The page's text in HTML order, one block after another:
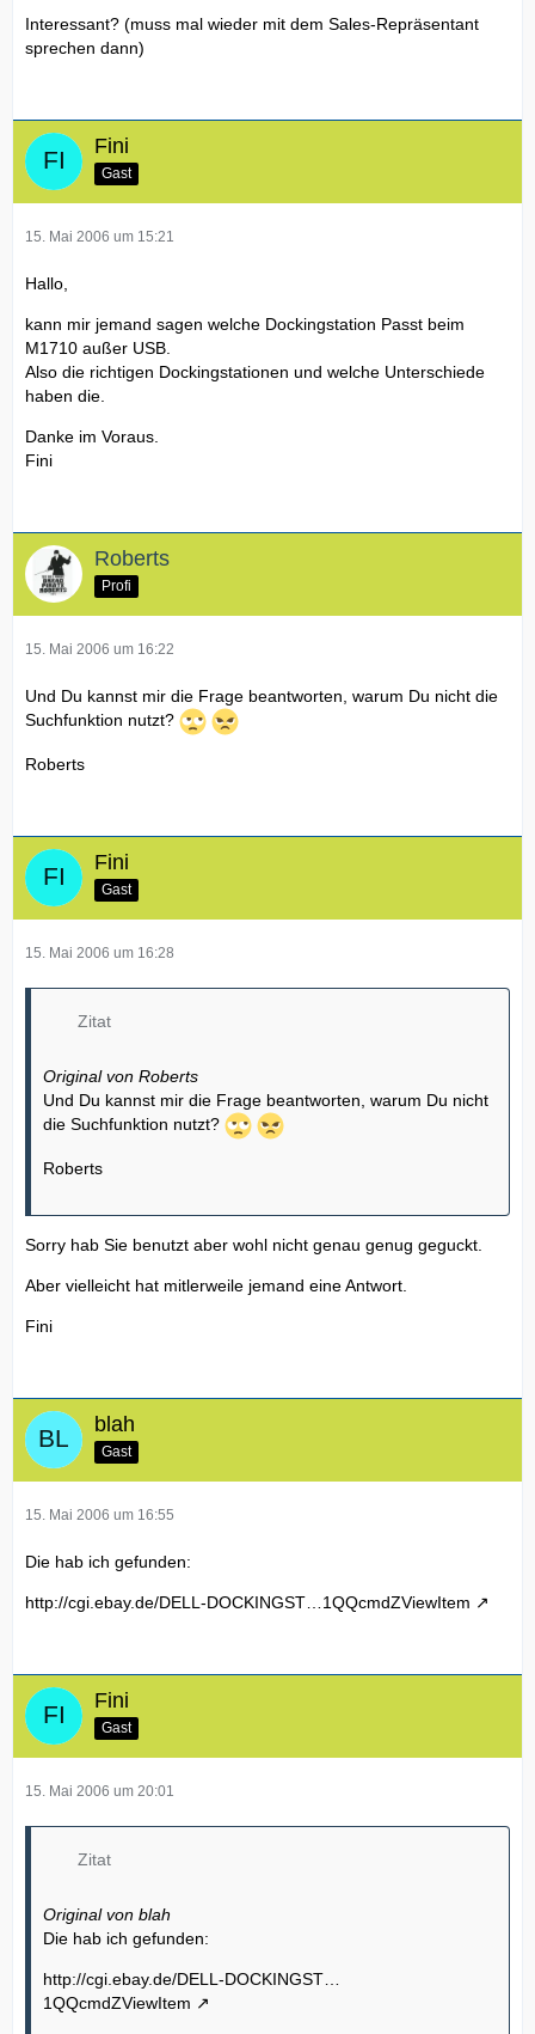
Interessant? (muss mal wieder mit dem Sales-Repräsentant
sprechen dann)
Fini
Gast
15. Mai 2006 um 15:21
Hallo,
kann mir jemand sagen welche Dockingstation Passt beim
M1710 außer USB.
Also die richtigen Dockingstationen und welche Unterschiede
haben die.
Danke im Voraus.
Fini
Roberts
Profi
15. Mai 2006 um 16:22
Und Du kannst mir die Frage beantworten, warum Du nicht die
Suchfunktion nutzt?
Roberts
Fini
Gast
15. Mai 2006 um 16:28
Zitat
Original von Roberts
Und Du kannst mir die Frage beantworten, warum Du nicht
die Suchfunktion nutzt?
Roberts
Sorry hab Sie benutzt aber wohl nicht genau genug geguckt.
Aber vielleicht hat mitlerweile jemand eine Antwort.
Fini
blah
Gast
15. Mai 2006 um 16:55
Die hab ich gefunden:
http://cgi.ebay.de/DELL-DOCKINGST…1QQcmdZViewItem
Fini
Gast
15. Mai 2006 um 20:01
Zitat
Original von blah
Die hab ich gefunden:
http://cgi.ebay.de/DELL-DOCKINGST…
1QQcmdZViewItem